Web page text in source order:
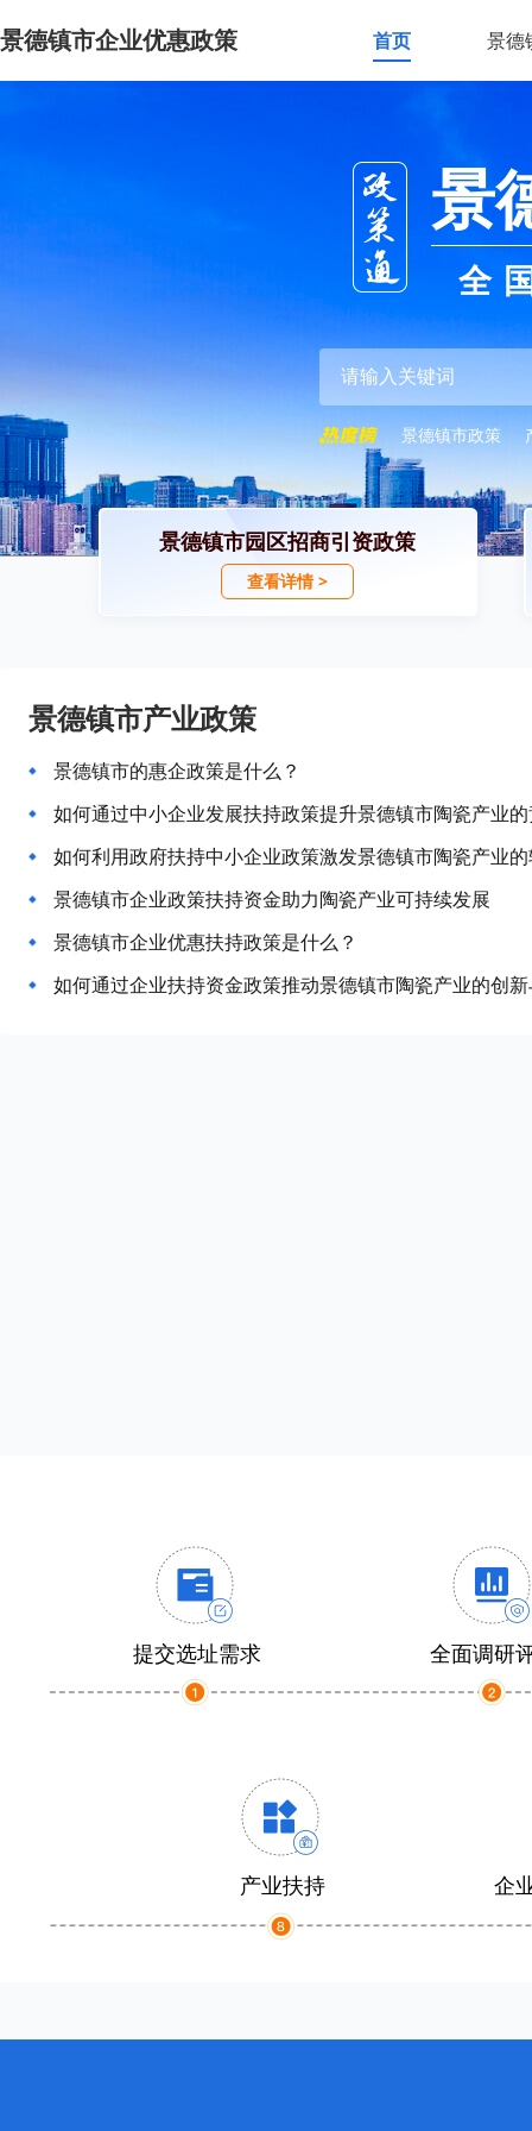
景德镇市企业优惠政策 首页 景德
景
全
景德镇市政策
景德镇市园区招商引资政策
查看详情 >
景德镇市产业政策
景德镇市的惠企政策是什么？
如何通过中小企业发展扶持政策提升景德镇市陶瓷产业
如何利用政府扶持中小企业政策激发景德镇市陶瓷产业
景德镇市企业政策扶持资金助力陶瓷产业可持续发展
景德镇市企业优惠扶持政策是什么？
如何通过企业扶持资金政策推动景德镇市陶瓷产业的创
提交选址需求 全面调研
产业扶持 企